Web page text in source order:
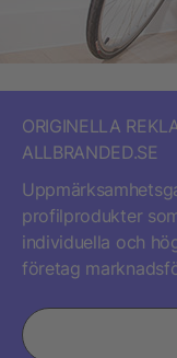
ORIGINELLA
ALLBRANDED.SE
profilprodukter
individuella och
företag